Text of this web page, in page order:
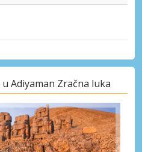
Adiyaman Zračna luka